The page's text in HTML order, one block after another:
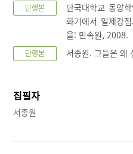
단행본
단국대학교 동양
화기에서 일제강
울: 민속원, 2008.
단행본 서종원. 그들은 왜
집필자
서종원